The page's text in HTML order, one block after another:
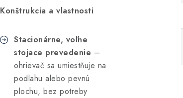
Konštrukcia a vlastnosti
Stacionárne, voľne
stojace prevedenie –
ohrievač sa umiestňuje na
podlahu alebo pevnú
plochu, bez potreby